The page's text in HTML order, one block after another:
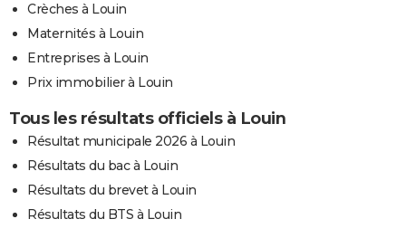
Crèches à Louin
Maternités à Louin
Entreprises à Louin
Prix immobilier à Louin
Tous les résultats officiels à Louin
Résultat municipale 2026 à Louin
Résultats du bac à Louin
Résultats du brevet à Louin
Résultats du BTS à Louin